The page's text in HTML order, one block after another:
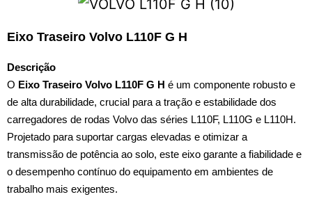
Eixo Traseiro Volvo L110F G H
Descrição
O Eixo Traseiro Volvo L110F G H é um componente robusto e
de alta durabilidade, crucial para a tração e estabilidade dos
carregadores de rodas Volvo das séries L110F, L110G e L110H.
Projetado para suportar cargas elevadas e otimizar a
transmissão de potência ao solo, este eixo garante a fiabilidade e
o desempenho contínuo do equipamento em ambientes de
trabalho mais exigentes.